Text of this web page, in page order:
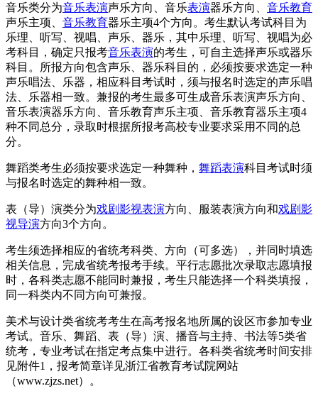
音乐类分为音乐表演声乐方向、音乐表演器乐方向、 音乐教育
声乐主项、 音乐教育器乐主项4个方向。考生默认考试科目为
乐理、听写、视唱、声乐、器乐，其中乐理、听写、视唱为必
考科目，确定只报考音乐表演的考生，可自主选择声乐或器乐
科目。所报方向包含声乐、器乐科目的，必须按要求选定一种
声乐唱法、乐器，相应科目考试时，须与报名时选定的声乐唱
法、乐器相一致。兼报的考生最多可生成音乐表演声乐方向、
音乐表演器乐方向、音乐教育声乐主项、音乐教育器乐主项4
种不同总分，录取时根据所报考高校专业要求采用不同的总
分。
舞蹈类考生必须按要求选定一种舞种， 舞蹈表演科目考试时须
与报名时选定的舞种相一致。
表（导）演类分为戏剧影视表演方向、服装表演方向和戏剧影
视导演方向3个方向。
考生须选择相应的省统考科类、方向（可多选），并同时填选
相关信息，完成省统考报考手续。平行志愿批次录取志愿填报
时，各科类志愿不能同时兼报，考生只能选择一个科类填报，
同一科类内不同方向可兼报。
美术与设计类省统考考生在高考报名地所属的设区市参加专业
考试。音乐、舞蹈、表（导）演、播音与主持、书法等5类省
统考，专业考试在指定考点集中进行。各科类省统考时间安排
见附件1，报考简章详见浙江省教育考试院网站
（www.zjzs.net）。